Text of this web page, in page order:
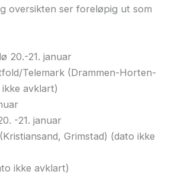
oversikten ser foreløpig ut som
20.-21. januar
Telemark (Drammen-Horten-
avklart)
-21. januar
Grimstad) (dato ikke
ikke avklart)